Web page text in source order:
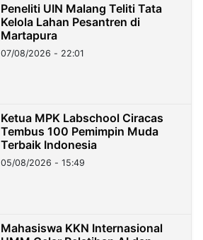
Peneliti UIN Malang Teliti Tata
Kelola Lahan Pesantren di
Martapura
07/08/2026 - 22:01
Ketua MPK Labschool Ciracas
Tembus 100 Pemimpin Muda
Terbaik Indonesia
05/08/2026 - 15:49
Mahasiswa KKN Internasional